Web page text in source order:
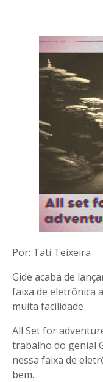
Por: Tati Teixeira
Gide acaba de
faixa de eletrônica
muita facilidade
All Set for
trabalho do genial
nessa faixa de
bem.